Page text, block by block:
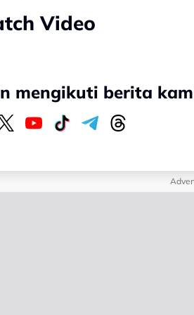
Video
mengikuti berita